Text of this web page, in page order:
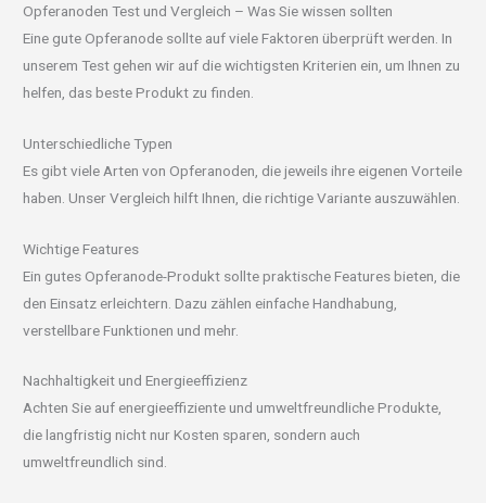
Opferanoden Test und Vergleich – Was Sie wissen sollten
Eine gute Opferanode sollte auf viele Faktoren überprüft werden. In
unserem Test gehen wir auf die wichtigsten Kriterien ein, um Ihnen zu
helfen, das beste Produkt zu finden.
Unterschiedliche Typen
Es gibt viele Arten von Opferanoden, die jeweils ihre eigenen Vorteile
haben. Unser Vergleich hilft Ihnen, die richtige Variante auszuwählen.
Wichtige Features
Ein gutes Opferanode-Produkt sollte praktische Features bieten, die
den Einsatz erleichtern. Dazu zählen einfache Handhabung,
verstellbare Funktionen und mehr.
Nachhaltigkeit und Energieeffizienz
Achten Sie auf energieeffiziente und umweltfreundliche Produkte,
die langfristig nicht nur Kosten sparen, sondern auch
umweltfreundlich sind.